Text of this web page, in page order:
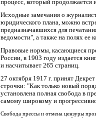
процесс, который продолжается
Исходные замечания о
юридического плана, можно
предназначавшихся для
ведомости", а также на полях ее
Правовые нормы, касающиеся
России, в 1903 году издается
и насчитывает 265 страниц.
27 октября 1917 г. принят
строчки: "Как только новый
установлена полная свобода в
самому широкому и
Свобода прессы и отмена цензуры